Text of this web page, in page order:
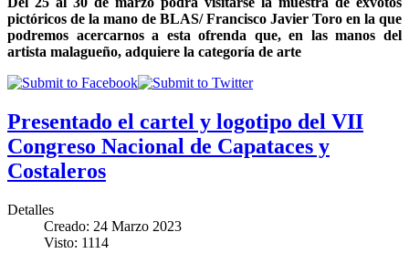
pictóricos de la mano de BLAS/ Francisco Javier Toro en la que
podremos acercarnos a esta ofrenda que, en las manos del
artista malagueño, adquiere la categoría de arte
Presentado el cartel y logotipo del VII
Congreso Nacional de Capataces y
Costaleros
Detalles
Creado: 24 Marzo 2023
Visto: 1114